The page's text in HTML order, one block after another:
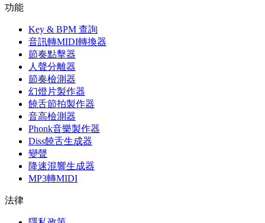
功能
Key & BPM 查詢
音訊轉MIDI轉換器
節奏點擊器
人聲分離器
節奏檢測器
幻燈片製作器
饒舌節拍製作器
音高檢測器
Phonk音樂製作器
Diss饒舌生成器
變聲
降速混響生成器
MP3轉MIDI
法律